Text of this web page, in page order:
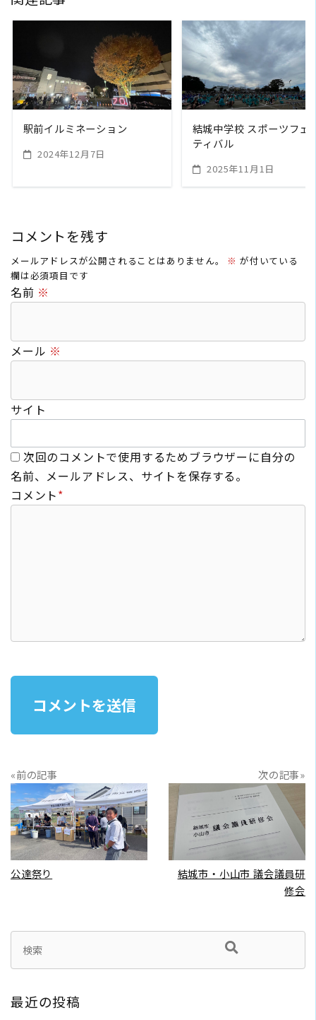
READ MORE
駅前イルミネーション
2024年12月7日
READ MORE
結城中学校 スポーツフェ
ティバル
2025年11月1日
コメントを残す
メールアドレスが公開されることはありません。 ※ が付いている
欄は必須項目です
名前 ※
メール ※
サイト
次回のコメントで使用するためブラウザーに自分の
名前、メールアドレス、サイトを保存する。
コメント*
«前の記事
READ MORE
公達祭り
次の記事»
READ MORE
結城市・小山市 議会議員研
修会
最近の投稿